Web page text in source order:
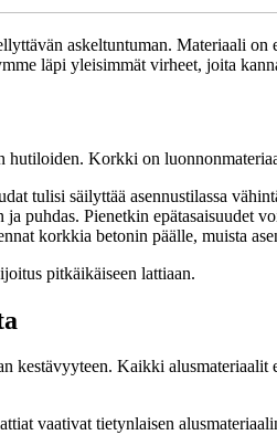
askeltuntuman. Materiaali
läpi yleisimmät virheet, joita
Korkki on
tulisi säilyttää asennustilassa
ja puhdas. Pienetkin epätasaisuudet
korkkia betonin päälle, muista
pitkäikäiseen lattiaan.
kestävyyteen. Kaikki
vaativat tietynlaisen